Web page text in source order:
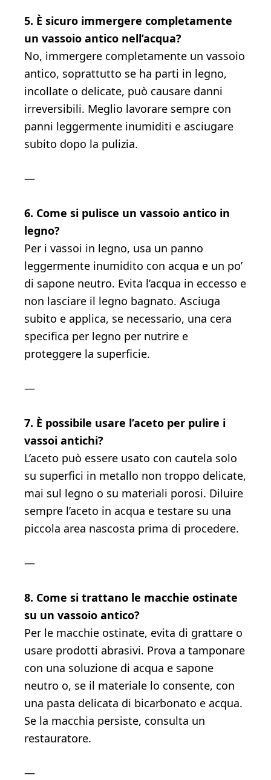
5. È sicuro immergere completamente
un vassoio antico nell’acqua?
No, immergere completamente un vassoio
antico, soprattutto se ha parti in legno,
incollate o delicate, può causare danni
irreversibili. Meglio lavorare sempre con
panni leggermente inumiditi e asciugare
subito dopo la pulizia.
—
6. Come si pulisce un vassoio antico in
legno?
Per i vassoi in legno, usa un panno
leggermente inumidito con acqua e un po’
di sapone neutro. Evita l’acqua in eccesso e
non lasciare il legno bagnato. Asciuga
subito e applica, se necessario, una cera
specifica per legno per nutrire e
proteggere la superficie.
—
7. È possibile usare l’aceto per pulire i
vassoi antichi?
L’aceto può essere usato con cautela solo
su superfici in metallo non troppo delicate,
mai sul legno o su materiali porosi. Diluire
sempre l’aceto in acqua e testare su una
piccola area nascosta prima di procedere.
—
8. Come si trattano le macchie ostinate
su un vassoio antico?
Per le macchie ostinate, evita di grattare o
usare prodotti abrasivi. Prova a tamponare
con una soluzione di acqua e sapone
neutro o, se il materiale lo consente, con
una pasta delicata di bicarbonato e acqua.
Se la macchia persiste, consulta un
restauratore.
—